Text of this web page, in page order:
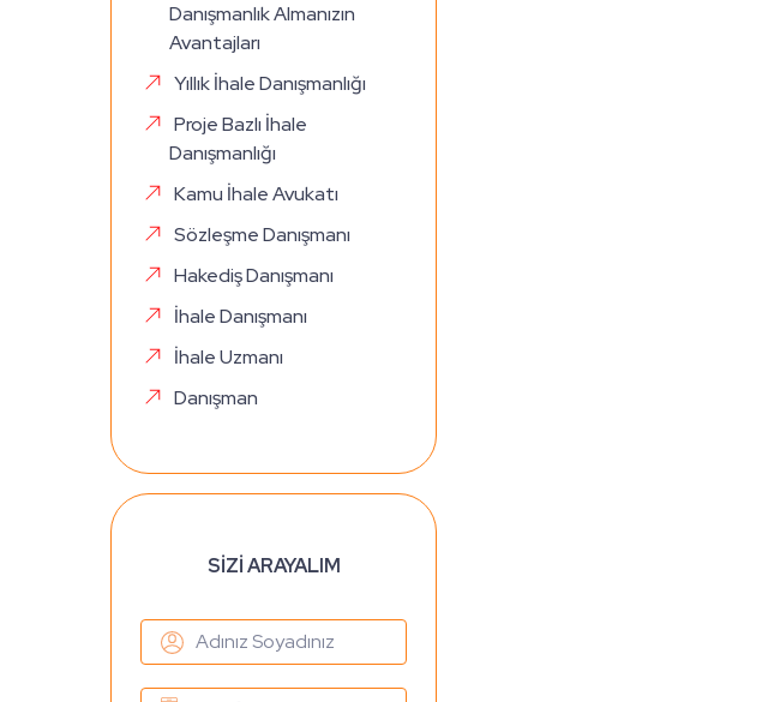
Danışmanlık Almanızın
Avantajları
Yıllık İhale Danışmanlığı
Proje Bazlı İhale
Danışmanlığı
Kamu İhale Avukatı
Sözleşme Danışmanı
Hakediş Danışmanı
İhale Danışmanı
İhale Uzmanı
Danışman
SİZİ ARAYALIM